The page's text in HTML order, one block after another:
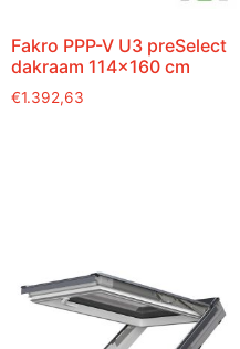
Fakro PPP-V U3 preSelect
dakraam 114×160 cm
€1.392,63